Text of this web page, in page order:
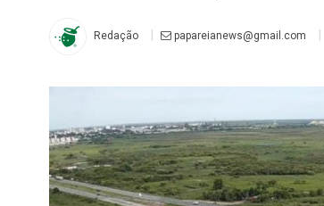
Redação | papareianews@gmail.com |